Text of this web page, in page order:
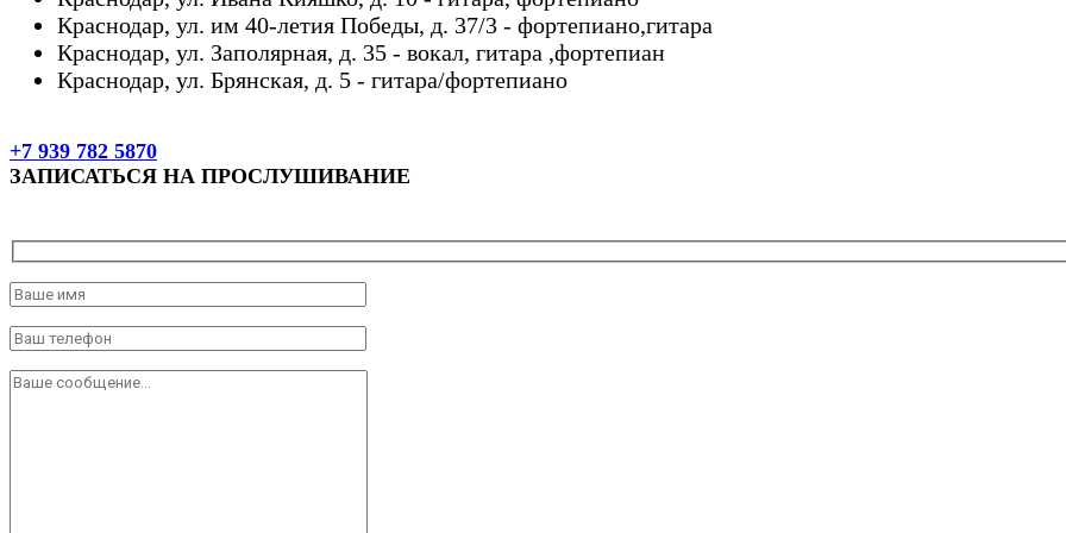
Краснодар, ул. им 40-летия Победы, д. 37/3 - фортепиано,гитара
Краснодар, ул. Заполярная, д. 35 - вокал, гитара ,фортепиан
Краснодар, ул. Брянская, д. 5 - гитара/фортепиано
+7 939 782 5870
ЗАПИСАТЬСЯ НА ПРОСЛУШИВАНИЕ